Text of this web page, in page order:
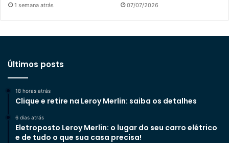
1 semana atrás 07/07/2026
Últimos posts
18 horas atrás
Clique e retire na Leroy Merlin: saiba os detalhes
6 dias atrás
Eletroposto Leroy Merlin: o lugar do seu carro elétrico
e de tudo o que sua casa precisa!